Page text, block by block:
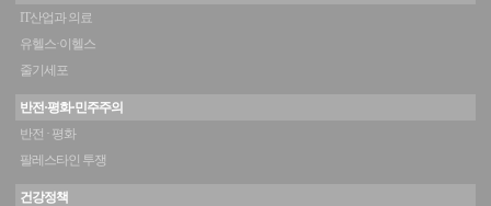
IT산업과 의료
유헬스·이헬스
줄기세포
반전·평화·민주주의
반전 · 평화
팔레스타인 투쟁
건강정책